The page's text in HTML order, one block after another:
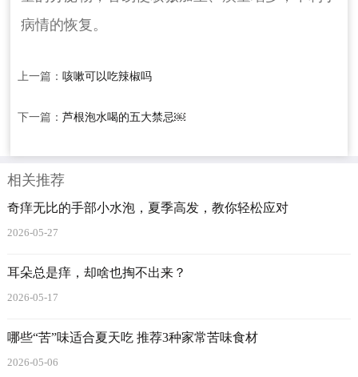
病情的恢复。
上一篇： 咳嗽可以吃辣椒吗
下一篇： 芦根泡水喝的五大禁忌￼
相关推荐
奇痒无比的手部小水泡，夏季高发，教你轻松应对
2026-05-27
耳朵总是痒，却啥也掏不出来？
2026-05-17
哪些“苦”味适合夏天吃 推荐3种家常苦味食材
2026-05-06